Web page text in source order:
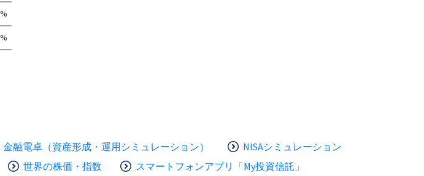
金融電卓（資産形成・運用シミュレーション）
NISAシミュレーション
世界の株価・指数 スマートフォンアプリ「My投資信託」